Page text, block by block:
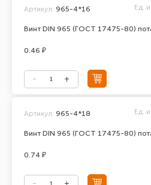
Винт DIN 965 (ГОСТ 17475-80)
Артикул: 965-4*16 Ед.
0.46 ₽
Винт DIN 965 (ГОСТ 17475-80)
Артикул: 965-4*18 Ед.
0.74 ₽